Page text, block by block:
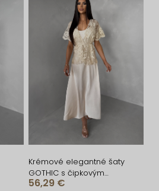
Krémové elegantné šaty
GOTHIC s čipkovým
topom
56,29 €